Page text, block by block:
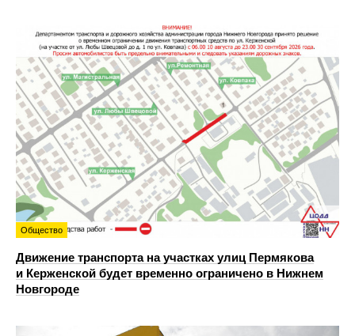
Общество
Движение транспорта на участках улиц Пермякова
и Керженской будет временно ограничено в Нижнем
Новгороде